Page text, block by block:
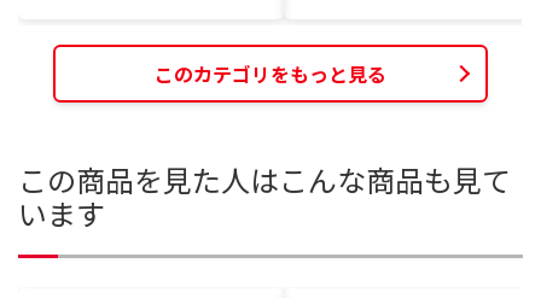
このカテゴリをもっと見る
この商品を見た人はこんな商品も見て
います